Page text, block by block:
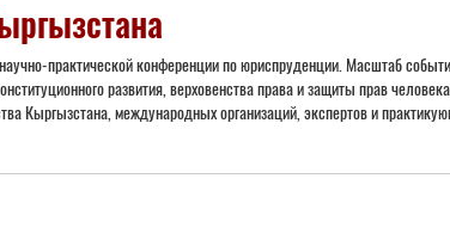
практической конференции по юриспруденции. Масштаб
развития, верховенства права и защиты прав
Кыргызстана, международных организаций, экспертов и